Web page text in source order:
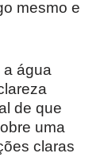
mesmo e
a água
de que
uma
claras